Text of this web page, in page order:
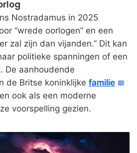
Nostradamus in 2025
“wrede oorlogen” en een
zal zijn dan vijanden.” Dit kan
politieke spanningen of een
De aanhoudende
de Britse koninklijke familie
ook als een moderne
voorspelling gezien.